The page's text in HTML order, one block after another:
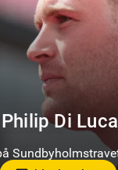
Jörgen
Travtränare på Solvalla